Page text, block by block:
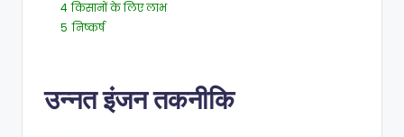
4 किसानों के लिए लाभ
5 निष्कर्ष
उन्नत इंजन तकनीकि